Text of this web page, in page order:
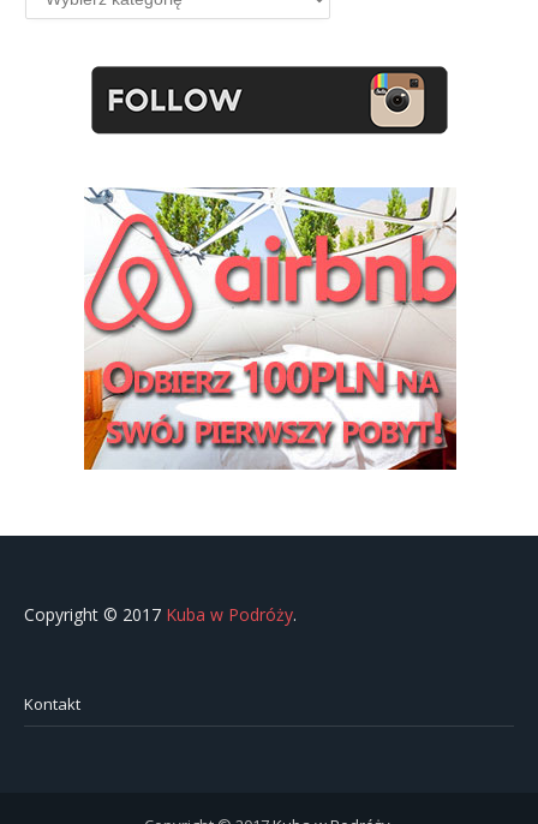
Copyright © 2017 Kuba w Podróży.
Kontakt